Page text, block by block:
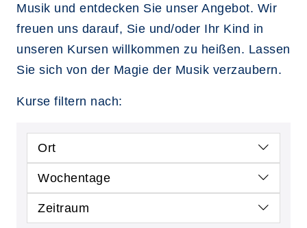
Musik und entdecken Sie unser Angebot. Wir
freuen uns darauf, Sie und/oder Ihr Kind in
unseren Kursen willkommen zu heißen. Lassen
Sie sich von der Magie der Musik verzaubern.
Kurse filtern nach:
Ort
Wochentage
Zeitraum